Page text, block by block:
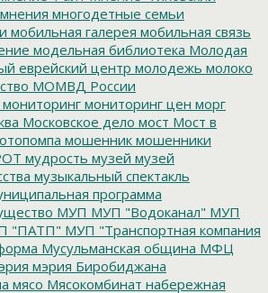
мнения многодетные семьи
мобильная галерея мобильная связь
модельная библиотека Молодая
еврейский центр молодежь молоко
МОМВД России
мониторинг мониторинг цен морг
Московское дело мост Мост в
мошенник мошенники
мудрость музей музей
музыкальный спектакль
программа
МУП МУП "Водоканал" МУП
"ПАТП" МУП "Транспортная компания
Мусульманская община МФЦ
мэрия Биробиджана
мясо Мясокомбинат набережная